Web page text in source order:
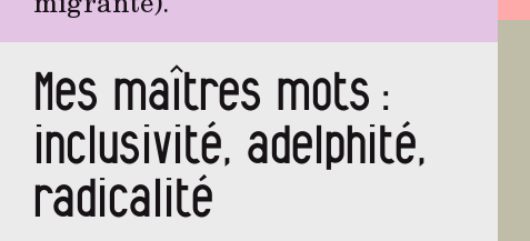
Mes maîtres mots :
inclusivité, adelphité,
radicalité